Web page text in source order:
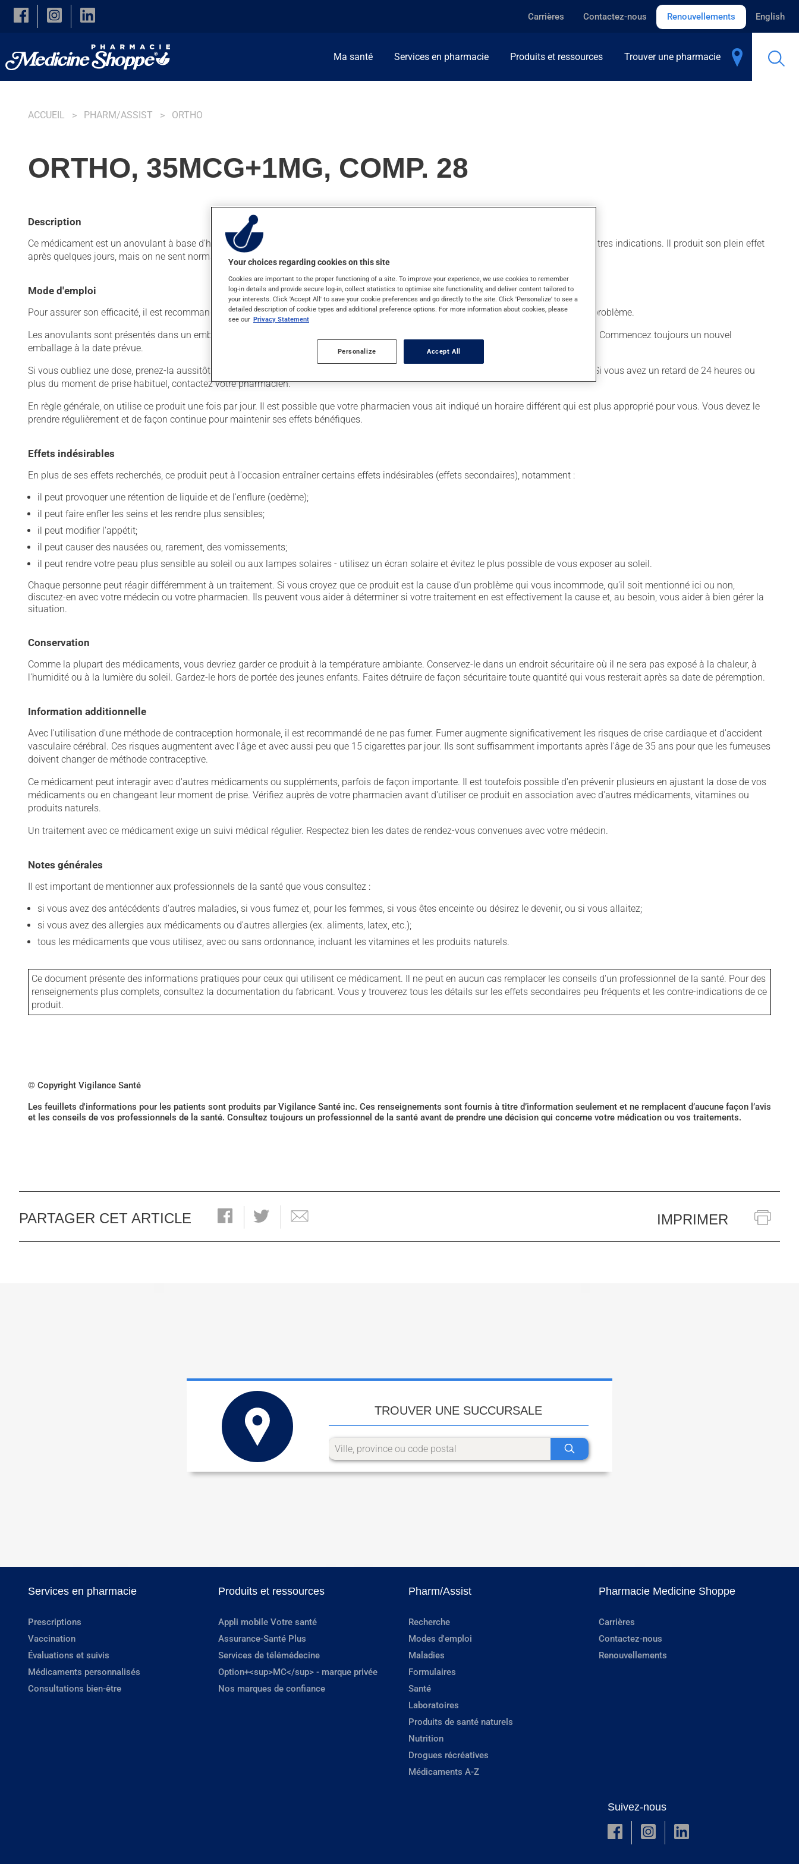
Skip to main content
Carrières Contactez-nous Renouvellements English
Ma santé Services en pharmacie Produits et ressources Trouver une pharmacie
ACCUEIL PHARM/ASSIST ORTHO
ORTHO, 35MCG+1MG, COMP. 28
Description
Ce médicament est un anovulant à base d'hormones. Habituellement, on l'utilise pour prévenir la grossesse. On l'emploie aussi pour d'autres indications. Il produit son plein effet
après quelques jours, mais on ne sent normalement pas son action.
Mode d'emploi
Pour assurer son efficacité, il est recommandé de le prendre chaque jour à la même heure. Il peut être pris avec ou sans nourriture, sans problème.
Les anovulants sont présentés dans un emballage particulier. Il est important de respecter l'ordre dans lequel les comprimés sont placés. Commencez toujours un nouvel
emballage à la date prévue.
Si vous oubliez une dose, prenez-la aussitôt que vous le constatez puis continuez à prendre une dose à chaque jour comme d'habitude. Si vous avez un retard de 24 heures ou
plus du moment de prise habituel, contactez votre pharmacien.
En règle générale, on utilise ce produit une fois par jour. Il est possible que votre pharmacien vous ait indiqué un horaire différent qui est plus approprié pour vous. Vous devez le
prendre régulièrement et de façon continue pour maintenir ses effets bénéfiques.
Effets indésirables
En plus de ses effets recherchés, ce produit peut à l'occasion entraîner certains effets indésirables (effets secondaires), notamment :
il peut provoquer une rétention de liquide et de l'enflure (oedème);
il peut faire enfler les seins et les rendre plus sensibles;
il peut modifier l'appétit;
il peut causer des nausées ou, rarement, des vomissements;
il peut rendre votre peau plus sensible au soleil ou aux lampes solaires - utilisez un écran solaire et évitez le plus possible de vous exposer au soleil.
Chaque personne peut réagir différemment à un traitement. Si vous croyez que ce produit est la cause d'un problème qui vous incommode, qu'il soit mentionné ici ou non,
discutez-en avec votre médecin ou votre pharmacien. Ils peuvent vous aider à déterminer si votre traitement en est effectivement la cause et, au besoin, vous aider à bien gérer la
situation.
Conservation
Comme la plupart des médicaments, vous devriez garder ce produit à la température ambiante. Conservez-le dans un endroit sécuritaire où il ne sera pas exposé à la chaleur, à
l'humidité ou à la lumière du soleil. Gardez-le hors de portée des jeunes enfants. Faites détruire de façon sécuritaire toute quantité qui vous resterait après sa date de péremption.
Information additionnelle
Avec l'utilisation d'une méthode de contraception hormonale, il est recommandé de ne pas fumer. Fumer augmente significativement les risques de crise cardiaque et d'accident
vasculaire cérébral. Ces risques augmentent avec l'âge et avec aussi peu que 15 cigarettes par jour. Ils sont suffisamment importants après l'âge de 35 ans pour que les fumeuses
doivent changer de méthode contraceptive.
Ce médicament peut interagir avec d'autres médicaments ou suppléments, parfois de façon importante. Il est toutefois possible d'en prévenir plusieurs en ajustant la dose de vos
médicaments ou en changeant leur moment de prise. Vérifiez auprès de votre pharmacien avant d'utiliser ce produit en association avec d'autres médicaments, vitamines ou
produits naturels.
Un traitement avec ce médicament exige un suivi médical régulier. Respectez bien les dates de rendez-vous convenues avec votre médecin.
Notes générales
Il est important de mentionner aux professionnels de la santé que vous consultez :
si vous avez des antécédents d'autres maladies, si vous fumez et, pour les femmes, si vous êtes enceinte ou désirez le devenir, ou si vous allaitez;
si vous avez des allergies aux médicaments ou d'autres allergies (ex. aliments, latex, etc.);
tous les médicaments que vous utilisez, avec ou sans ordonnance, incluant les vitamines et les produits naturels.
Ce document présente des informations pratiques pour ceux qui utilisent ce médicament. Il ne peut en aucun cas remplacer les conseils d'un professionnel de la santé. Pour des
renseignements plus complets, consultez la documentation du fabricant. Vous y trouverez tous les détails sur les effets secondaires peu fréquents et les contre-indications de ce
produit.
© Copyright Vigilance Santé
Les feuillets d'informations pour les patients sont produits par Vigilance Santé inc. Ces renseignements sont fournis à titre d’information seulement et ne remplacent d’aucune façon l’avis
et les conseils de vos professionnels de la santé. Consultez toujours un professionnel de la santé avant de prendre une décision qui concerne votre médication ou vos traitements.
PARTAGER CET ARTICLE IMPRIMER
TROUVER UNE SUCCURSALE
Services en pharmacie
Prescriptions
Vaccination
Évaluations et suivis
Médicaments personnalisés
Consultations bien-être
Produits et ressources
Appli mobile Votre santé
Assurance-Santé Plus
Services de télémédecine
Option+<sup>MC</sup> - marque privée
Nos marques de confiance
Pharm/Assist
Recherche
Modes d'emploi
Maladies
Formulaires
Santé
Laboratoires
Produits de santé naturels
Nutrition
Drogues récréatives
Médicaments A-Z
Pharmacie Medicine Shoppe
Carrières
Contactez-nous
Renouvellements
Suivez-nous
Your choices regarding cookies on this site
Cookies are important to the proper functioning of a site. To improve your experience, we use cookies to remember
log-in details and provide secure log-in, collect statistics to optimise site functionality, and deliver content tailored to
your interests. Click 'Accept All' to save your cookie preferences and go directly to the site. Click 'Personalize' to see a
detailed description of cookie types and additional preference options. For more information about cookies, please
see our Privacy Statement
Personalize Accept All